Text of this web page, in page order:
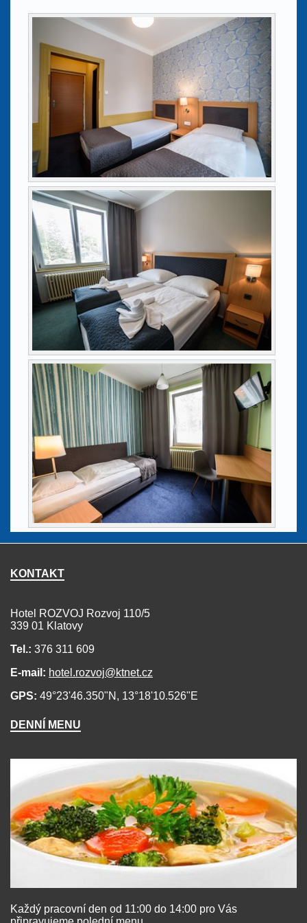
KONTAKT
Hotel ROZVOJ Rozvoj 110/5
339 01 Klatovy
Tel.: 376 311 609
E-mail: hotel.rozvoj@ktnet.cz
GPS: 49°23'46.350"N, 13°18'10.526"E
DENNÍ MENU
Každý pracovní den od 11:00 do 14:00 pro Vás